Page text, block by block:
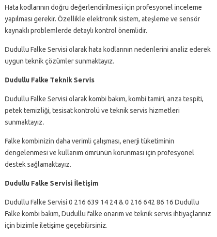
Hata kodlarının doğru değerlendirilmesi için profesyonel inceleme
yapılması gerekir. Özellikle elektronik sistem, ateşleme ve sensör
kaynaklı problemlerde detaylı kontrol önemlidir.
Dudullu Falke Servisi olarak hata kodlarının nedenlerini analiz ederek
uygun teknik çözümler sunmaktayız.
Dudullu Falke Teknik Servis
Dudullu Falke Servisi olarak kombi bakım, kombi tamiri, arıza tespiti,
petek temizliği, tesisat kontrolü ve teknik servis hizmetleri
sunmaktayız.
Falke kombinizin daha verimli çalışması, enerji tüketiminin
dengelenmesi ve kullanım ömrünün korunması için profesyonel
destek sağlamaktayız.
Dudullu Falke Servisi İletişim
Dudullu Falke Servisi 0 216 639 14 24 & 0 216 642 86 16 Dudullu
Falke kombi bakım, Dudullu falke onarım ve teknik servis ihtiyaçlarınız
için bizimle iletişime geçebilirsiniz.